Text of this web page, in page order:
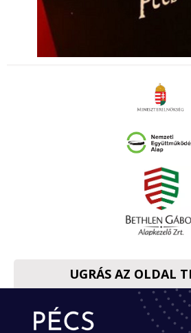
UGRÁS AZ OLDAL